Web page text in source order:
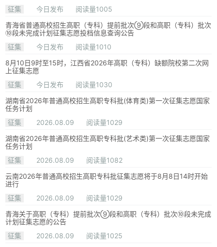
征集 今日发布
阅读量1005
青海省普通高校招生高职（专科）提前批次⑨段和高职（专科）批次
⑩段未完成计划征集志愿投档信息查询公告
征集
今日发布
阅读量1010
8月10日9时至15时，江西省2026年高职（专科）缺额院校第二次网
上征集志愿
征集
今日发布
阅读量1030
湖南省2026年普通高校招生高职专科批(体育类)第一次征集志愿国家
任务计划
征集
2026.08.09
阅读量1029
湖南省2026年普通高校招生高职专科批(艺术类)第一次征集志愿国家
任务计划
征集
2026.08.09
阅读量1082
云南2026年普通高校招生高职专科批征集志愿将于8月8日14时开始
进行
征集
2026.08.09
阅读量1029
青海关于高职（专科）提前批次⑨段和高职（专科）批次⑩段未完成
计划征集志愿的公告
征集
2026.08.09
阅读量1025